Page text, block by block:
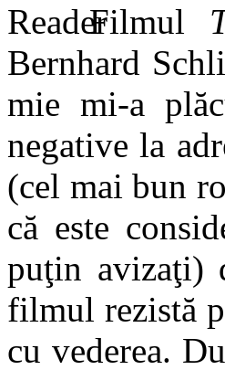
Filmul
Bernhard
mie mi-a
negative la
(cel mai bun
că este
puţin avizaţi)
filmul rezistă
cu vederea.